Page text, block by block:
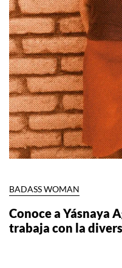
BADASS WOMAN
Conoce a Yásnaya
trabaja con la